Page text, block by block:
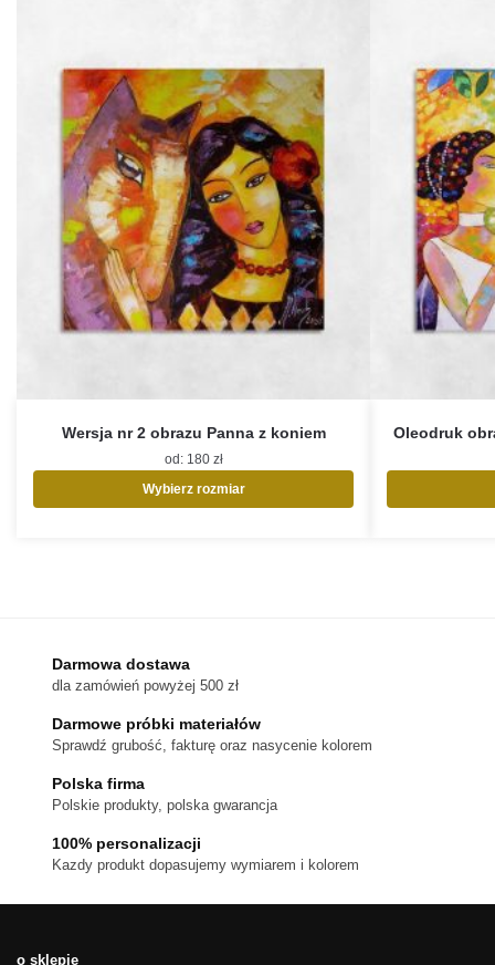
Wersja nr 2 obrazu Panna z koniem
od: 180 zł
Wybierz rozmiar
na
produktu
Oleodruk
Darmowa dostawa
dla zamówień powyżej 500 zł
Darmowe próbki materiałów
Sprawdź grubość, fakturę oraz nasycenie kolorem
Polska firma
Polskie produkty, polska gwarancja
100% personalizacji
Kazdy produkt dopasujemy wymiarem i kolorem
o sklepie